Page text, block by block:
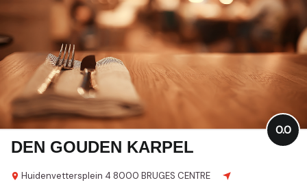
DEN GOUDEN KARPEL
Huidenvettersplein 4 8000 BRUGES CENTRE
0.0